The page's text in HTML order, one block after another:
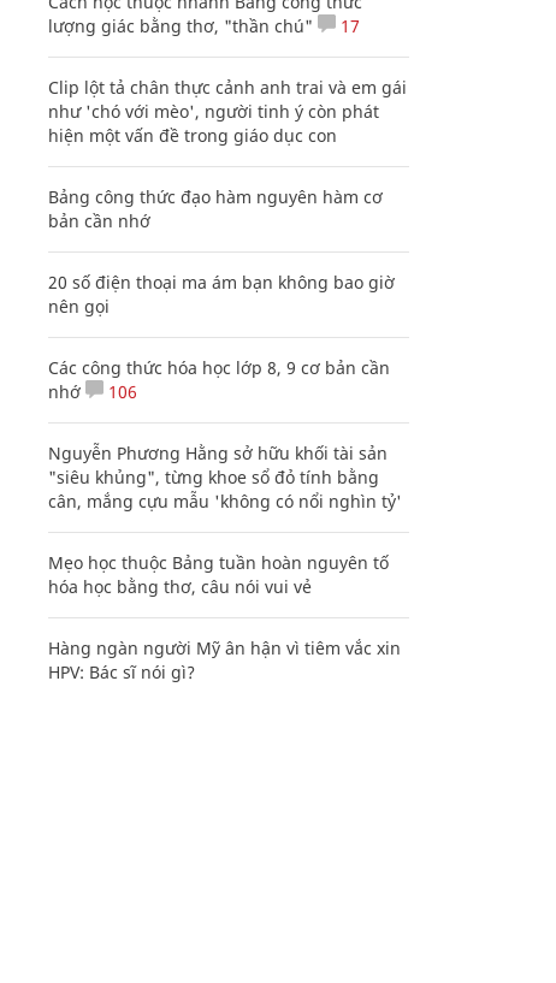
lượng giác bằng thơ, "thần chú"
17
Clip lột tả chân thực cảnh anh trai và em gái
như 'chó với mèo', người tinh ý còn phát
hiện một vấn đề trong giáo dục con
Bảng công thức đạo hàm nguyên hàm cơ
bản cần nhớ
20 số điện thoại ma ám bạn không bao giờ
nên gọi
Các công thức hóa học lớp 8, 9 cơ bản cần
nhớ
106
Nguyễn Phương Hằng sở hữu khối tài sản
"siêu khủng", từng khoe sổ đỏ tính bằng
cân, mắng cựu mẫu 'không có nổi nghìn tỷ'
Mẹo học thuộc Bảng tuần hoàn nguyên tố
hóa học bằng thơ, câu nói vui vẻ
Hàng ngàn người Mỹ ân hận vì tiêm vắc xin
HPV: Bác sĩ nói gì?